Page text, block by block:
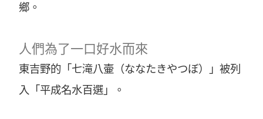
鄉。
人們為了一口好水而來
東吉野的「七滝八壷（ななたきやつぼ）」被列
入「平成名水百選」。